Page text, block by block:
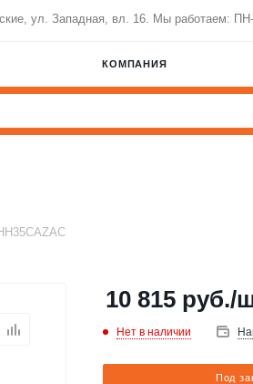
ул. Западная, вл. 16. Мы работаем:
КОМПАНИЯ
10 815 руб./
Нет в наличии
Под